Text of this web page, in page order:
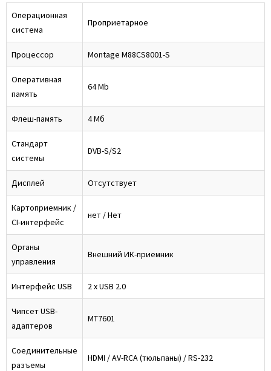
Операционная
система
Проприетарное
Процессор Montage M88CS8001-S
Оперативная
память
64 Mb
Флеш-память 4 Мб
Стандарт
системы
DVB-S/S2
Дисплей Отсутствует
Картоприемник /
CI-интерфейс
нет / Нет
Органы
управления
Внешний ИК-приемник
Интерфейс USB 2 x USB 2.0
Чипсет USB-
адаптеров
МТ7601
Соединительные
разъемы
HDMI / AV-RCA (тюльпаны) / RS-232